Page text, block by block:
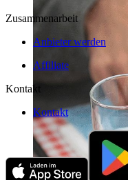
Zusammenarbeit
Anbieter werden
Affiliate
Kontakt
Kontakt